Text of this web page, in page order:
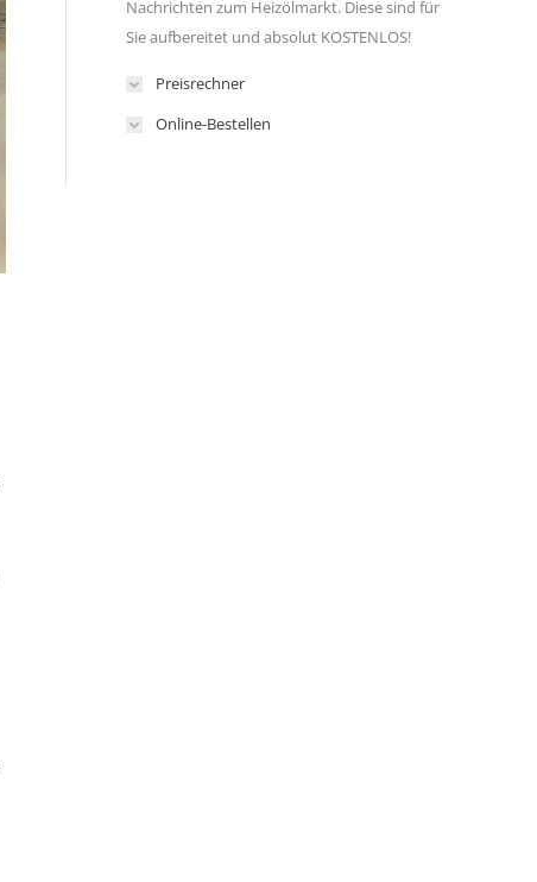
Nachrichten zum Heizölmarkt. Diese sind für
Sie aufbereitet und absolut KOSTENLOS!
Preisrechner
Online-Bestellen